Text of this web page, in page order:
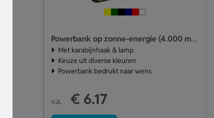
Powerbank op zonne-energie (4.000 mAh)
Met karabijnhaak & lamp
Keuze uit diverse kleuren
Powerbank bedrukt naar wens
v.a. € 6.17